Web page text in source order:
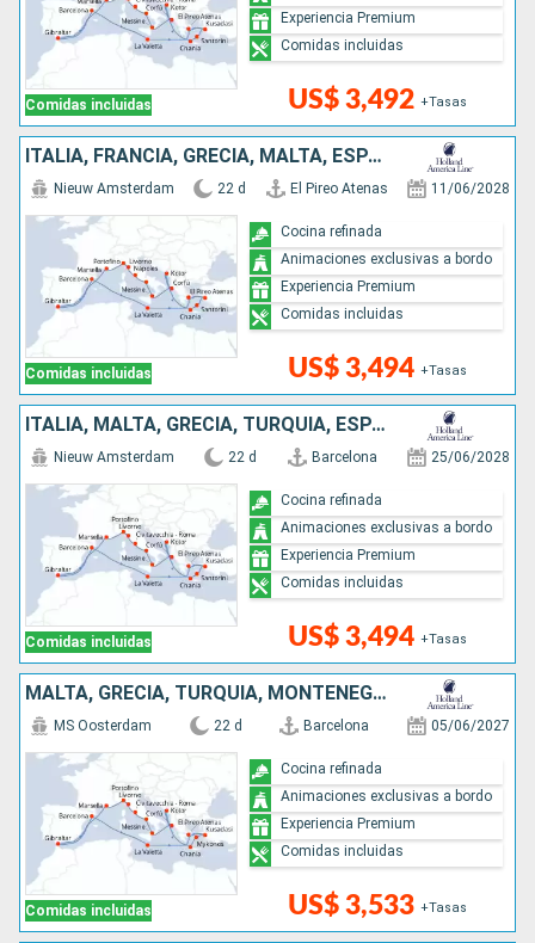
Comidas incluidas US$ 3,492 +Tasas
Experiencia Premium
Comidas incluidas
ITALIA, FRANCIA, GRECIA, MALTA, ESPAÑA, TURQUÍA, MONTENEGRO
Comidas incluidas
Nieuw Amsterdam 22 d El Pireo Atenas 11/06/2028
US$ 3,494 +Tasas
Cocina refinada
Animaciones exclusivas a bordo
Experiencia Premium
Comidas incluidas
ITALIA, MALTA, GRECIA, TURQUÍA, ESPAÑA, FRANCIA, MONTENEGRO
Comidas incluidas
Nieuw Amsterdam 22 d Barcelona 25/06/2028
US$ 3,494 +Tasas
Cocina refinada
Animaciones exclusivas a bordo
Experiencia Premium
Comidas incluidas
MALTA, GRECIA, TURQUÍA, MONTENEGRO, ITALIA, FRANCIA, ESPAÑA
Comidas incluidas
MS Oosterdam 22 d Barcelona 05/06/2027
US$ 3,533 +Tasas
Cocina refinada
Animaciones exclusivas a bordo
Experiencia Premium
Comidas incluidas